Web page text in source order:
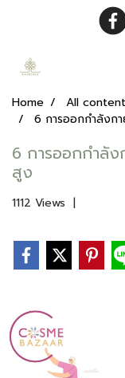
Home All
6 การออกกำลังก
6 การออกกำลัง
สูง
1112 Views |